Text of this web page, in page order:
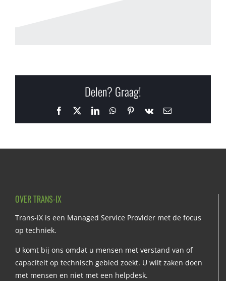
Delen? Graag!
Facebook
X LinkedInWhatsApp
Pinterest
Vk
E-
OVER TRANS-IX
Trans-iX is een Managed Service Provider met de focus
op techniek.
U komt bij ons omdat u mensen met verstand van of
capaciteit op technisch gebied zoekt. U wilt zaken doen
met mensen en niet met een helpdesk.